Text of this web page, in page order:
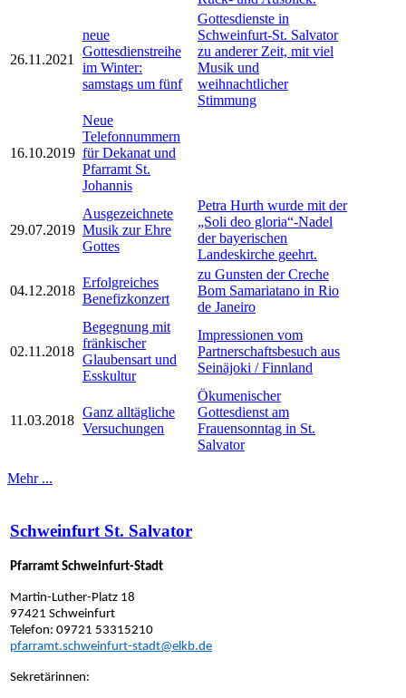
26.11.2021
neue
Gottesdienstreihe
im Winter:
samstags um fünf
Gottesdienste in
Schweinfurt-St. Salvator
zu anderer Zeit, mit viel
Musik und
weihnachtlicher
Stimmung
16.10.2019
Neue
Telefonnummern
für Dekanat und
Pfarramt St.
Johannis
29.07.2019
Ausgezeichnete
Musik zur Ehre
Gottes
Petra Hurth wurde mit der
„Soli deo gloria“-Nadel
der bayerischen
Landeskirche geehrt.
04.12.2018
Erfolgreiches
Benefizkonzert
zu Gunsten der Creche
Bom Samariatano in Rio
de Janeiro
02.11.2018
Begegnung mit
fränkischer
Glaubensart und
Esskultur
Impressionen vom
Partnerschaftsbesuch aus
Seinäjoki / Finnland
11.03.2018
Ganz alltägliche
Versuchungen
Ökumenischer
Gottesdienst am
Frauensonntag in St.
Salvator
Mehr ...
Schweinfurt St. Salvator
Pfarramt Schweinfurt-Stadt
Martin-Luther-Platz 18
97421 Schweinfurt
Telefon: 09721 53315210
pfarramt.schweinfurt-stadt@elkb.de
Sekretärinnen: